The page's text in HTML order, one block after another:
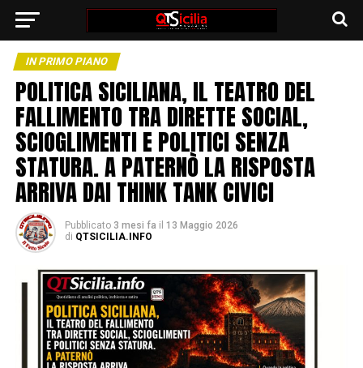
IN PRIMO PIANO
POLITICA SICILIANA, IL TEATRO DEL
FALLIMENTO TRA DIRETTE SOCIAL,
SCIOGLIMENTI E POLITICI SENZA
STATURA. A PATERNÒ LA RISPOSTA
ARRIVA DAI THINK TANK CIVICI
Pubblicato 3 mesi fa il 13 Maggio 2026
di QTSICILIA.INFO